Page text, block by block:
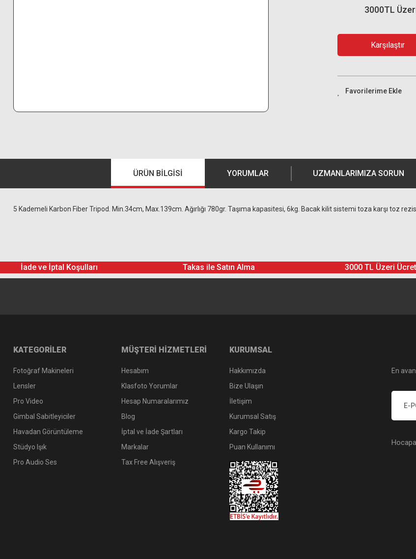
3000TL
Karşılaştır
ÜRÜN BILGISI YORUMLAR UZMANLARIMIZA SORUN
5 Kademeli Karbon Fiber Tripod. Min.34cm, Max.139cm. Ağırlığı 780gr. Taşıma kapasitesi, 6kg. Bacak kilit sistemi toza karşı toz
İade ve İptal Koşulları Takas ile Satın Alma 3000 TL Üzeri
KATEGORİLER
Fotoğraf Makineleri
Lensler
Pro Video
Gimbal Sabitleyiciler
Havadan Görüntüleme
Stüdyo Işık
Pro Audio Ses
MÜŞTERİ HİZMETLERİ
Hesabım
Klasfoto Yorumlar
Hesap Numaralarımız
Blog
İptal ve İade Şartları
Markalar
Tax Free Alışveriş
KURUMSAL
Hakkımızda
Bize Ulaşın
İletişim
Kurumsal Satış
Kargo Takip
Puan Kullanımı
En